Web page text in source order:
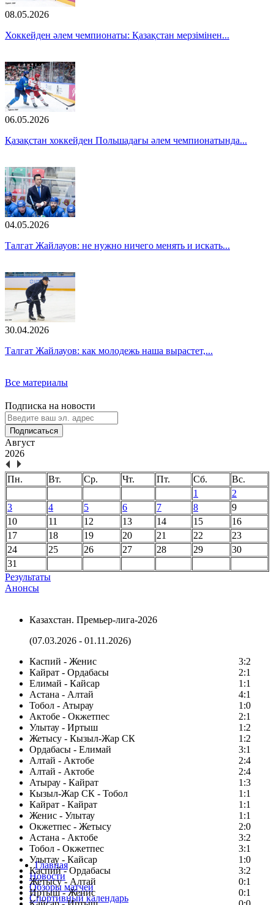
08.05.2026
Хоккейден әлем чемпионаты: Қазақстан мерзімінен...
06.05.2026
Қазақстан хоккейден Польшадағы әлем чемпионатында...
04.05.2026
Талгат Жайлауов: не нужно ничего менять и искать...
30.04.2026
Талгат Жайлауов: как молодежь наша вырастет,...
Все материалы
Подписка на новости
Подписаться
Август
2026
Пн. Вт. Ср. Чт. Пт. Сб.
Вс.
1
2
3
4 5 6 7 8
9
10
11 12 13 14 15
16
17
18 19 20 21 22
23
24
25 26 27 28 29
30
31
Результаты
Анонсы
Казахстан. Премьер-лига-2026
(07.03.2026 - 01.11.2026)
Каспий - Женис
3:2
Кайрат - Ордабасы
2:1
Елимай - Кайсар
1:1
Астана - Алтай
4:1
Тобол - Атырау
1:0
Актобе - Окжетпес
2:1
Улытау - Иртыш
1:2
Жетысу - Кызыл-Жар СК
1:2
Ордабасы - Елимай
3:1
Алтай - Актобе
2:4
Алтай - Актобе
2:4
Атырау - Кайрат
1:3
Кызыл-Жар СК - Тобол
1:1
Кайрат - Кайрат
1:1
Женис - Улытау
1:1
Окжетпес - Жетысу
2:0
Астана - Актобе
3:2
Тобол - Окжетпес
3:1
Улытау - Кайсар
1:0
Каспий - Ордабасы
3:2
Жетысу - Алтай
0:1
Иртыш - Женис
0:1
Главная
Новости
Обзоры матчей
Спортивный календарь